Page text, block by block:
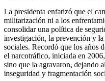
La presidenta enfatizó que el
militarización ni a los
consolidar una política de
investigación, la prevención y la
sociales. Recordó que los años
el narcotráfico, iniciada en
sino que la agravaron, dejando
inseguridad y fragmentación